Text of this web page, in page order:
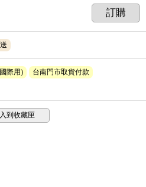
訂購
際用)
台南門市取貨付款
到收藏匣